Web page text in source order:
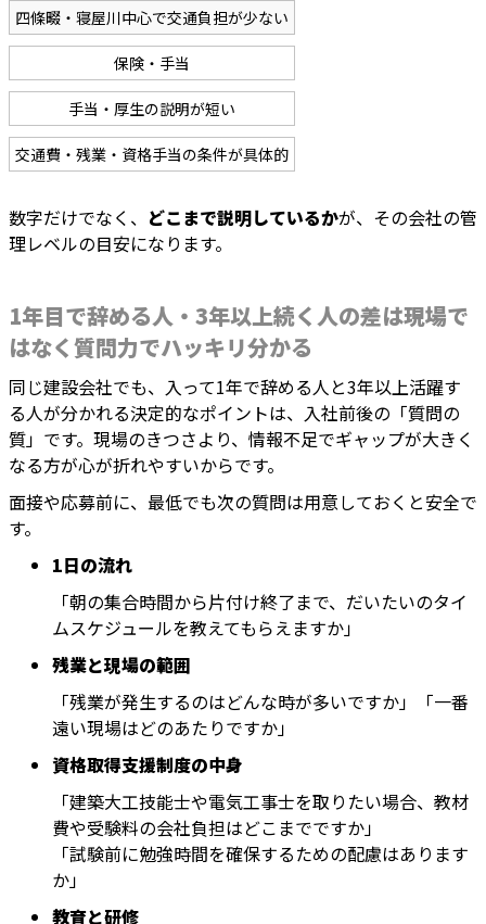
四條畷・寝屋川中心で交通負担が少ない
保険・手当
手当・厚生の説明が短い
交通費・残業・資格手当の条件が具体的
数字だけでなく、 どこまで説明しているかが、その会社の管
理レベルの目安になります。
1年目で辞める人・3年以上続く人の差は現場で
はなく質問力でハッキリ分かる
同じ建設会社でも、入って1年で辞める人と3年以上活躍す
る人が分かれる決定的なポイントは、入社前後の「質問の
質」です。現場のきつさより、情報不足でギャップが大きく
なる方が心が折れやすいからです。
面接や応募前に、最低でも次の質問は用意しておくと安全で
す。
1日の流れ
「朝の集合時間から片付け終了まで、だいたいのタイ
ムスケジュールを教えてもらえますか」
残業と現場の範囲
「残業が発生するのはどんな時が多いですか」「一番
遠い現場はどのあたりですか」
資格取得支援制度の中身
「建築大工技能士や電気工事士を取りたい場合、教材
費や受験料の会社負担はどこまでですか」
「試験前に勉強時間を確保するための配慮はあります
か」
教育と研修